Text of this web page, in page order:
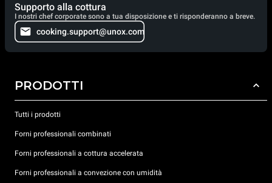
Supporto alla cottura
I nostri chef corporate sono a tua disposizione e ti risponderanno a breve.
cooking.support@unox.com
PRODOTTI
Tutti i prodotti
Forni professionali combinati
Forni professionali a cottura accelerata
Forni professionali a convezione con umidità